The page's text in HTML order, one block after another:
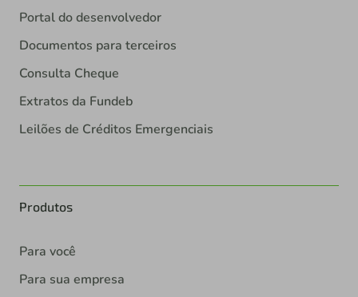
Portal do desenvolvedor
Documentos para terceiros
Consulta Cheque
Extratos da Fundeb
Leilões de Créditos Emergenciais
Produtos
Para você
Para sua empresa